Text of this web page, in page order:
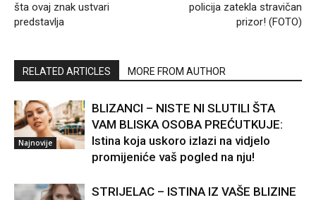
šta ovaj znak ustvari
predstavlja
policija zatekla stravičan
prizor! (FOTO)
RELATED ARTICLES MORE FROM AUTHOR
Najnovije
BLIZANCI – NISTE NI SLUTILI ŠTA
VAM BLISKA OSOBA PREĆUTKUJE:
Istina koja uskoro izlazi na vidjelo
promijeniće vaš pogled na nju!
STRIJELAC – ISTINA IZ VAŠE BLIZINE